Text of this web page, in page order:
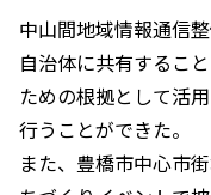
中山間地域情報通信
自治体に共有するこ
ための根拠として活
行うことができた。
また、豊橋市中心市